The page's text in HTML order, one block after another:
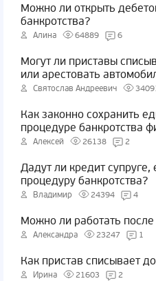
Можно ли открыть
банкротства?
Алина 64889 6
Могут ли приставы
или арестовать
Святослав Андреевич
Как законно сохранить
процедуре банкротства
Алексей 26138 2
Дадут ли кредит
процедуру банкротства?
Владимир 24394 4
Можно ли работать
Александра 23247 1
Как пристав списывает
Ирина 21603 2